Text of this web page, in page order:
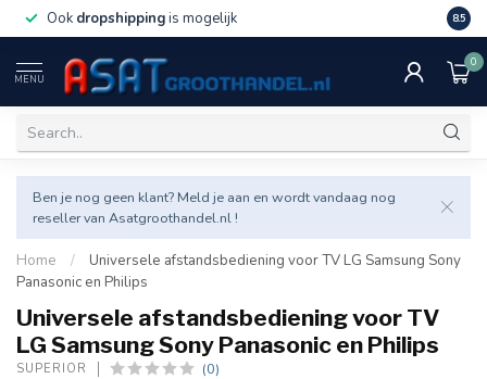
Ook dropshippingis mogelijk Veel
8.5
MENU
0
Ben je nog geen klant? Meld je aan en wordt vandaag nog
reseller van Asatgroothandel.nl !
Home /
Universele afstandsbediening voor TV LG Samsung Sony
Panasonic en Philips
Universele afstandsbediening voor TV
LG Samsung Sony Panasonic en Philips
SUPERIOR (0)